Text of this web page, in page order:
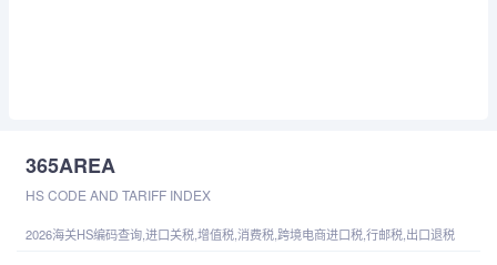
365AREA
HS CODE AND TARIFF INDEX
2026海关HS编码查询,进口关税,增值税,消费税,跨境电商进口税,行邮税,出口退税